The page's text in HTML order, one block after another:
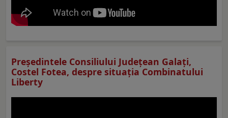
Preşedintele Consiliului Judeţean Galaţi,
Costel Fotea, despre situaţia Combinatului
Liberty